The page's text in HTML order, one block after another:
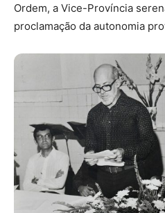
Ordem, a Vice-Província
proclamação da autonomia